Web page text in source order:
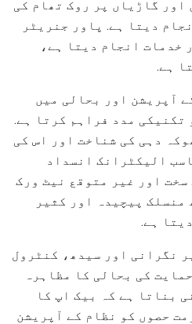
اور گاڑیاں پر روک تھام کی
دیتا ہے. پاور جنریٹر
خدمات انجام دیتا ہے،
ہے.
آپریشن اور بحالی میں
تکنیکی مدد فراہم کرتا ہے.
دہی کی شناخت اور اس کی
الیکٹرانک انسداد
سخت اور غیر متوقع نیٹ ورک
پیچیدہ اور کثیر
ہے.
نگرانی اور سیدھ، کنٹرول
کی بحالی کا مظاہرہ
بناتا ہے کہ بیک اپ کا
حصوں کو نظام کے آپریشن